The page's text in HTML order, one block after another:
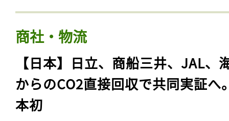
商社・物流
【日本】日立、商船三井、JAL、
からのCO2直接回収で共同実証へ
本初